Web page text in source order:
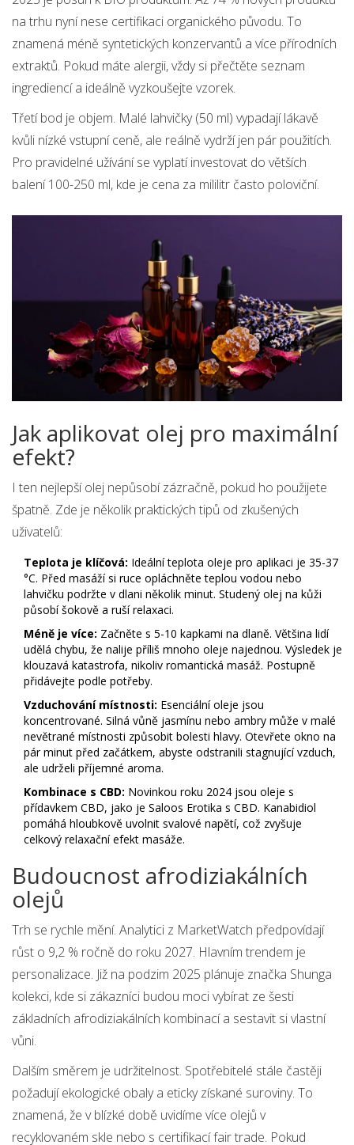
na trhu nyní nese certifikaci organického původu. To
znamená méně syntetických konzervantů a více přírodních
extraktů. Pokud máte alergii, vždy si přečtěte seznam
ingrediencí a ideálně vyzkoušejte vzorek.
Třetí bod je objem. Malé lahvičky (50 ml) vypadají lákavě
kvůli nízké vstupní ceně, ale reálně vydrží jen pár použitích.
Pro pravidelné užívání se vyplatí investovat do větších
balení 100-250 ml, kde je cena za mililitr často poloviční.
Jak aplikovat olej pro maximální
efekt?
I ten nejlepší olej nepůsobí zázračně, pokud ho použijete
špatně. Zde je několik praktických tipů od zkušených
uživatelů:
Teplota je klíčová: Ideální teplota oleje pro aplikaci je 35-37
°C. Před masáží si ruce opláchněte teplou vodou nebo
lahvičku podržte v dlani několik minut. Studený olej na kůži
působí šokově a ruší relaxaci.
Méně je více: Začněte s 5-10 kapkami na dlaně. Většina lidí
udělá chybu, že nalije příliš mnoho oleje najednou. Výsledek je
klouzavá katastrofa, nikoliv romantická masáž. Postupně
přidávejte podle potřeby.
Vzduchování místnosti: Esenciální oleje jsou
koncentrované. Silná vůně jasmínu nebo ambry může v malé
nevětrané místnosti způsobit bolesti hlavy. Otevřete okno na
pár minut před začátkem, abyste odstranili stagnující vzduch,
ale udrželi příjemné aroma.
Kombinace s CBD: Novinkou roku 2024 jsou oleje s
přídavkem CBD, jako je Saloos Erotika s CBD. Kanabidiol
pomáhá hloubkově uvolnit svalové napětí, což zvyšuje
celkový relaxační efekt masáže.
Budoucnost afrodiziakálních
olejů
Trh se rychle mění. Analytici z MarketWatch předpovídají
růst o 9,2 % ročně do roku 2027. Hlavním trendem je
personalizace. Již na podzim 2025 plánuje značka Shunga
kolekci, kde si zákazníci budou moci vybírat ze šesti
základních afrodiziakálních kombinací a sestavit si vlastní
vůni.
Dalším směrem je udržitelnost. Spotřebitelé stále častěji
požadují ekologické obaly a eticky získané suroviny. To
znamená, že v blízké době uvidíme více olejů v
recyklovaném skle nebo s certifikací fair trade. Pokud